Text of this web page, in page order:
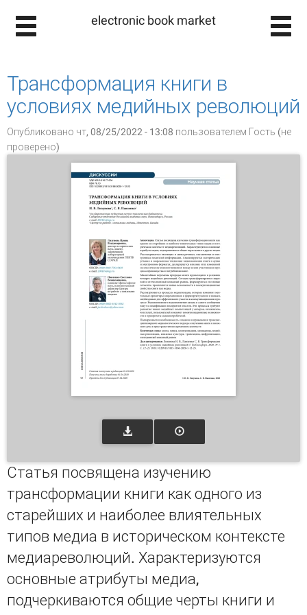
electronic book market
Трансформация книги в
условиях медийных революций
Опубликовано чт, 08/25/2022 - 13:08 пользователем Гость (не
проверено)
Статья посвящена изучению
трансформации книги как одного из
старейших и наиболее влиятельных
типов медиа в историческом контексте
медиареволюций. Характеризуются
основные атрибуты медиа,
подчеркиваются общие черты книги и